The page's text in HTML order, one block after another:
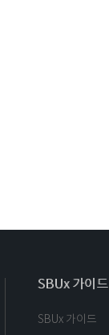
SBUx 가이드
SBUx 가이드